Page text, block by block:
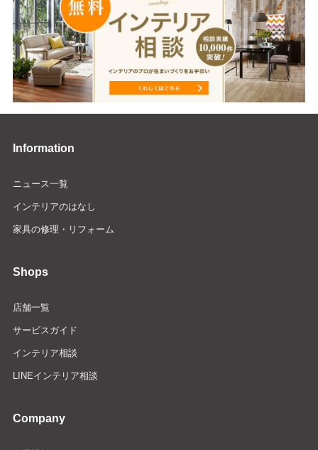
Information
ニュース一覧
インテリアのはなし
家具の修理・リフォーム
Shops
店舗一覧
サービスガイド
インテリア相談
LINEインテリア相談
Company